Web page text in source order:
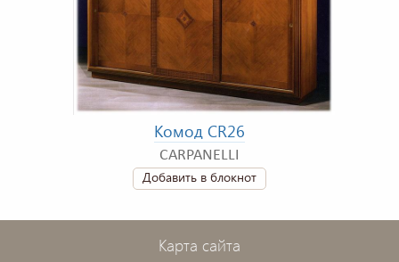
Комод CR26
CARPANELLI
Добавить в блокнот
Карта сайта